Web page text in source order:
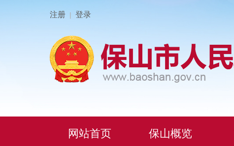
注册 | 登录
网站首页 保山概览